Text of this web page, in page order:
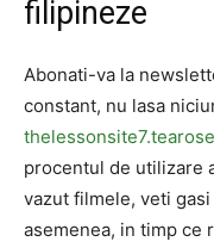
filipineze
Abonati-va la
constant, nu lasa
procentul de utilizare
vazut filmele, veti
asemenea, in timp ce